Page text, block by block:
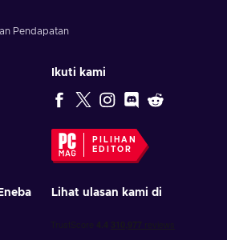
Pendapatan
Ikuti kami
PILIHAN
EDITOR
Lihat ulasan kami di